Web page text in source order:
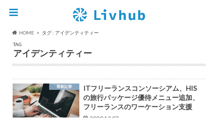
HOME
タグ : アイデンティティー
TAG
アイデンティティー
最新記事
ITフリーランスコンソーシアム、HIS
の旅行パッケージ優待メニュー追加、
フリーランスのワーケーション支援